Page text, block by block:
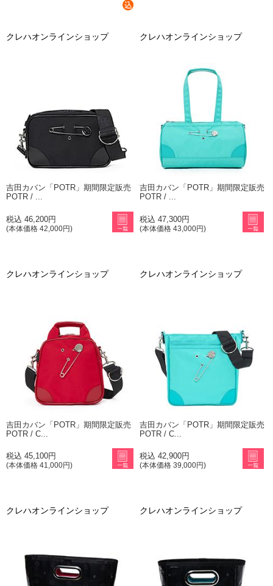
クレハオンラインショップ
吉田カバン「POTR」期間限定販売
POTR / ...
税込 46,200円
(本体価格 42,000円)
クレハオンラインショップ
吉田カバン「POTR」期間限定販売
POTR / ...
税込 47,300円
(本体価格 43,000円)
クレハオンラインショップ
吉田カバン「POTR」期間限定販売
POTR / C...
税込 45,100円
(本体価格 41,000円)
クレハオンラインショップ
吉田カバン「POTR」期間限定販売
POTR / C...
税込 42,900円
(本体価格 39,000円)
クレハオンラインショップ クレハオンラインショップ